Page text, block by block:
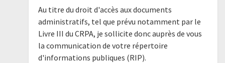
Au titre du droit d'accès aux documents
administratifs, tel que prévu notamment par le
Livre III du CRPA, je sollicite donc auprès de vous
la communication de votre répertoire
d'informations publiques (RIP).